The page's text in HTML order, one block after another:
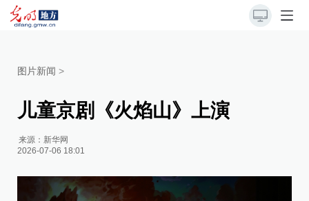
图片新闻 >
儿童京剧《火焰山》上演
来源： 新华网
2026-07-06 18:01